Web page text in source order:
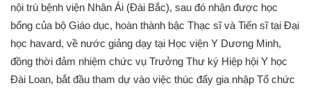
nội trú bệnh viện Nhân Ái (Đài Bắc), sau đó nhận được học
bổng của bộ Giáo dục, hoàn thành bậc Thạc sĩ và Tiến sĩ tại Đại
học havard, về nước giảng dạy tại Học viện Y Dương Minh,
đồng thời đảm nhiệm chức vụ Trưởng Thư ký Hiệp hội Y học
Đài Loan, bắt đầu tham dự vào việc thúc đẩy gia nhập Tổ chức